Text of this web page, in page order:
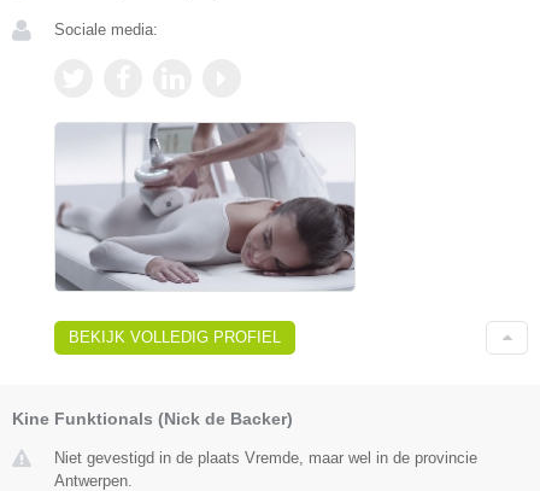
Sociale media:
BEKIJK VOLLEDIG PROFIEL
Kine Funktionals (Nick de Backer)
Niet gevestigd in de plaats Vremde, maar wel in de provincie
Antwerpen.